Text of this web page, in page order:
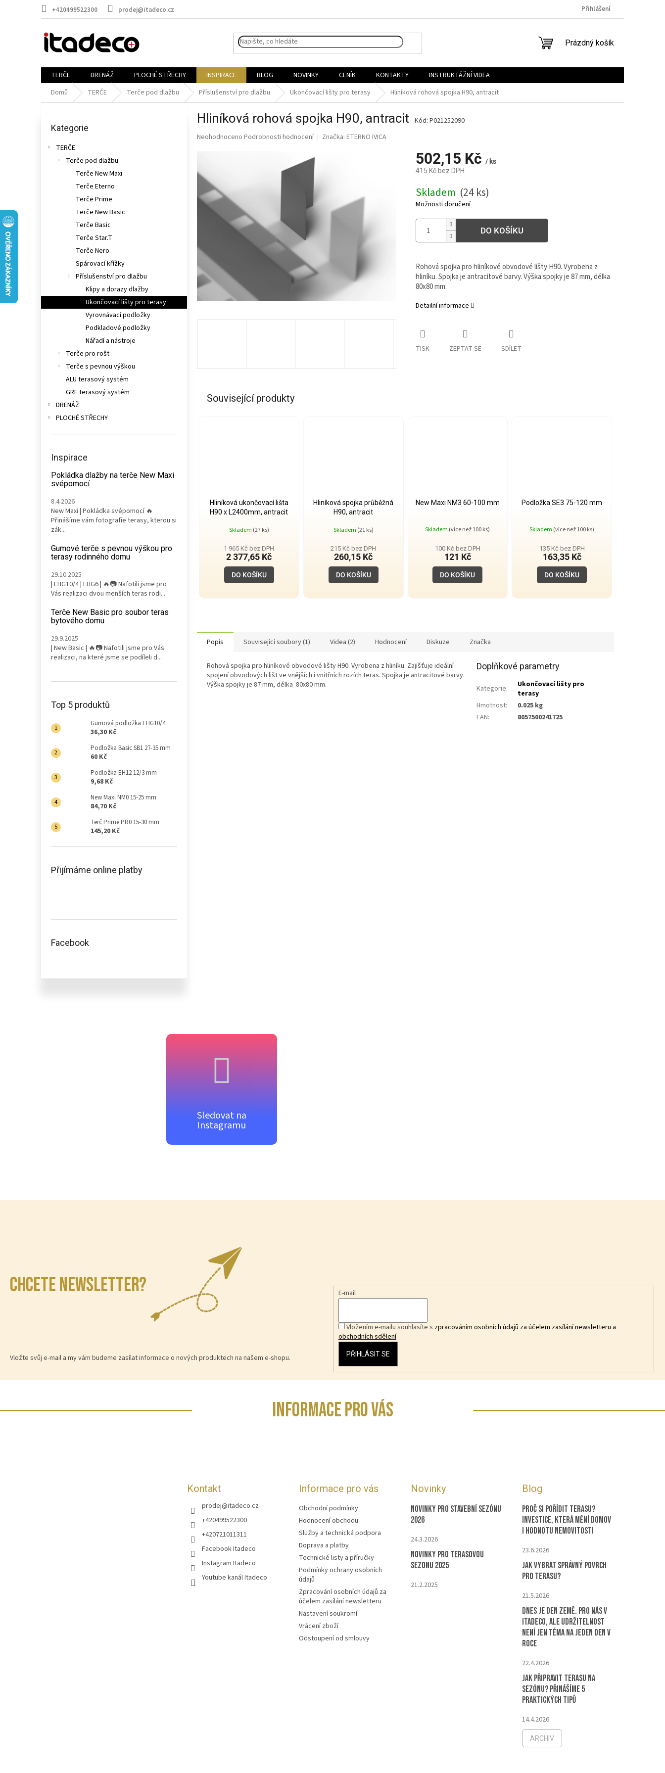
+420499522300 prodej@itadeco.cz Přihlášení
NÁKUPNÍ
Prázdný košík
TERČE DRENÁŽ PLOCHÉ STŘECHY INSPIRACE BLOG NOVINKY CENÍK KONTAKTY
INSTRUKTÁŽNÍ VIDEA
Domů
TERČE Terče pod dlažbu Příslušenství pro dlažbu Ukončovací lišty pro terasy Hliníková rohová spojka H90, antracit
kategorie
Kategorie
TERČE
Terče pod dlažbu
Terče New Maxi
Terče Eterno
Terče Prime
Terče New Basic
Terče Basic
Terče Star.T
Terče Nero
Spárovací křížky
Příslušenství pro dlažbu
Klipy a dorazy dlažby
Ukončovací lišty pro terasy
Vyrovnávací podložky
Podkladové podložky
Nářadí a nástroje
Terče pro rošt
Terče s pevnou výškou
ALU terasový systém
GRF terasový systém
DRENÁŽ
PLOCHÉ STŘECHY
Inspirace
Pokládka dlažby na terče New Maxi
svépomocí
8.4.2026
New Maxi | Pokládka svépomocí 🔥
Přinášíme vám fotografie terasy, kterou si
zák...
Gumové terče s pevnou výškou pro
terasy rodinného domu
29.10.2025
| EHG10/4 | EHG6 | 🔥📷 Nafotili jsme pro
Vás realizaci dvou menších teras rodi...
Terče New Basic pro soubor teras
bytového domu
29.9.2025
| New Basic | 🔥📷 Nafotili jsme pro Vás
realizaci, na které jsme se podíleli d...
Top 5 produktů
Gumová podložka EHG10/4
36,30 Kč
Podložka Basic SB1 27-35 mm
60 Kč
Podložka EH12 12/3 mm
9,68 Kč
New Maxi NM0 15-25 mm
84,70 Kč
Terč Prime PR0 15-30 mm
145,20 Kč
Přijímáme online platby
Facebook
Hliníková rohová spojka H90, antracit Kód: P021252090
Průměrné
0,0
hvězdiček.
Neohodnoceno Podrobnosti hodnocení Značka: ETERNO IVICA
502,15 Kč / ks
415 Kč bez DPH
cena:
Skladem (24 ks)
Možnosti doručení
DO KOŠÍKU
Rohová spojka pro hliníkové obvodové lišty H90. Vyrobena z
hliníku. Spojka je antracitové barvy. Výška spojky je 87 mm, délka
80x80 mm.
Detailní informace
TISK ZEPTAT SE SDÍLET
Související produkty
Hliníková ukončovací lišta
H90 x L2400mm, antracit
Skladem (27 ks)
1 965 Kč bez DPH
2 377,65 Kč
DO KOŠÍKU
Hliníková spojka průběžná
H90, antracit
Skladem (21 ks)
215 Kč bez DPH
260,15 Kč
DO KOŠÍKU
New Maxi NM3 60-100 mm
hodnocení
je
5,0
5
hvězdiček.
Skladem (více než 100 ks)
100 Kč bez DPH
121 Kč
DO KOŠÍKU
Podložka SE3 75-120 mm
hodnocení
je
5,0
5
hvězdiček.
Skladem (více než 100 ks)
135 Kč bez DPH
163,35 Kč
DO KOŠÍKU
Popis Související soubory (1) Videa (2) Hodnocení Diskuze Značka
Rohová spojka pro hliníkové obvodové lišty H90. Vyrobena z hliníku. Zajišťuje ideální
spojení obvodových lišt ve vnějších i vnitřních rozích teras. Spojka je antracitové barvy.
Výška spojky je 87 mm, délka 80x80 mm.
Doplňkové parametry
Kategorie:
Ukončovací lišty pro
terasy
Hmotnost:
0.025 kg
EAN: 8057500241725
Sledovat na
Instagramu
CHCETE NEWSLETTER?
Vložte svůj e-mail a my vám budeme zasílat informace o nových produktech na našem e-shopu.
E-mail
Vložením e-mailu souhlasíte szpracováním osobních údajů za účelem zasílání newsletteru a
obchodních sdělení
PŘIHLÁSIT SE
INFORMACE PRO VÁS
Kontakt
prodej@itadeco.cz
+420499522300
+420721011311
Facebook Itadeco
Instagram Itadeco
Youtube kanál Itadeco
Informace pro vás
Obchodní podmínky
Hodnocení obchodu
Služby a technická podpora
Doprava a platby
Technické listy a příručky
Podmínky ochrany osobních
údajů
Zpracování osobních údajů za
účelem zasílání newsletteru
Nastavení soukromí
Vrácení zboží
Odstoupení od smlouvy
Novinky
Novinky pro stavební sezónu
2026
24.3.2026
Novinky pro terasovou
sezonu 2025
21.2.2025
Blog
Proč si pořídit terasu?
Investice, která mění domov
i hodnotu nemovitosti
23.6.2026
Jak vybrat správný povrch
pro terasu?
21.5.2026
Dnes je Den Země. Pro nás v
ITADECO, ale udržitelnost
není jen téma na jeden den v
roce
22.4.2026
Jak připravit terasu na
sezónu? Přinášíme 5
praktických tipů
14.4.2026
ARCHIV